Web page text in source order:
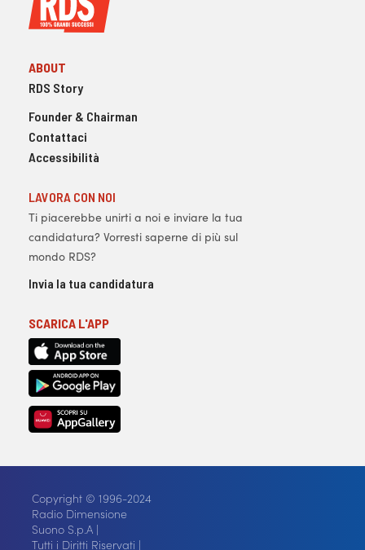
ABOUT
RDS Story
Founder & Chairman
Contattaci
Accessibilità
LAVORA CON NOI
Ti piacerebbe unirti a noi e inviare la tua
candidatura? Vorresti saperne di più sul
mondo RDS?
Invia la tua candidatura
SCARICA L'APP
Copyright © 1996-2024
Radio Dimensione
Suono S.p.A |
Tutti i Diritti Riservati |